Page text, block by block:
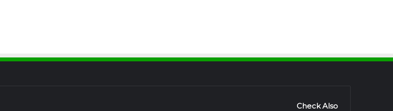
Check Also